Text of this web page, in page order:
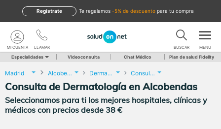
te regalamos -5% de descuento para tu compra
Regístrate
LLAMAR
MI CUENTA BUSCAR MENU
Especialidades Videoconsulta Chat Médico Plan de salud Fidelity
Madrid Alcobendas Dermatología Consulta de Dermatología
Consulta de Dermatología en Alcobendas
Seleccionamos para ti los mejores hospitales, clínicas y
médicos con precios desde 38 €